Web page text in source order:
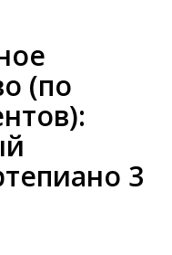
(по
3